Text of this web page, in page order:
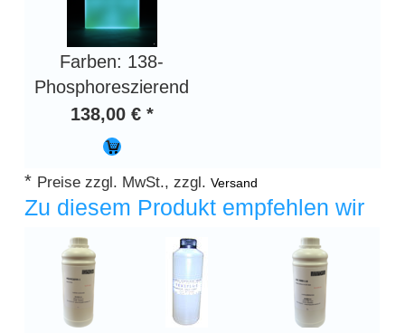
Farben: 138-
Phosphoreszierend
138,00 € *
* Preise zzgl. MwSt., zzgl.Versand
Zu diesem Produkt empfehlen wir